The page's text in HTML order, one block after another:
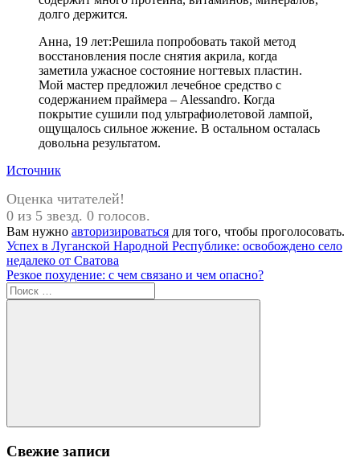
долго держится.
Анна, 19 лет:­Решила попробовать такой метод
восстановления после снятия акрила, когда
заметила ужасное состояние ногтевых пластин.
Мой мастер предложил лечебное средство с
содержанием праймера – Alessandro. Когда
покрытие сушили под ультрафиолетовой лампой,
ощущалось сильное жжение. В остальном осталась
довольна результатом.
Источник
Оценка читателей!
0 из 5 звезд. 0 голосов.
Вам нужно авторизироваться для того, чтобы проголосовать.
Навигация
по
записям
Предыдущая
запись:
Успех в Луганской Народной Республике: освобождено село
недалеко от Сватова
Следующая
запись:
Резкое похудение: с чем связано и чем опасно?
Поиск
для:
Поиск
Свежие записи